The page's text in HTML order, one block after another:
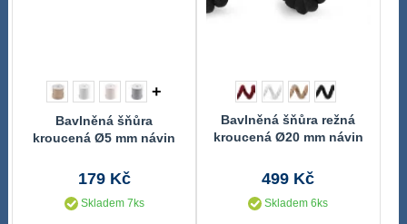
+
Bavlněná šňůra
kroucená Ø5 mm návin
179 Kč
Skladem 7ks
Bavlněná šňůra režná
kroucená Ø20 mm návin
499 Kč
Skladem 6ks